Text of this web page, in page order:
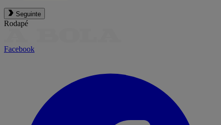
Seguinte
Rodapé
Facebook